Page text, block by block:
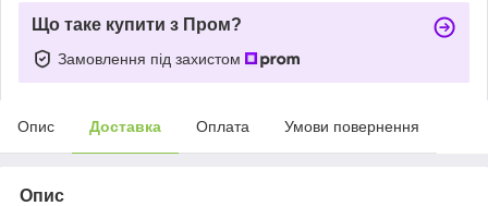
Що таке купити з Пром?
Замовлення під захистом
Опис Доставка Оплата Умови повернення
Опис